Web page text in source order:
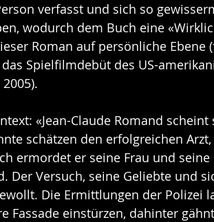
verfasst und sich so
wodurch dem Buch eine
Roman auf persönliche Ebene
das Spielfilmdebüt des US-
«Jean-Claude Romand
schätzen den erfolgreichen
ermordet er seine Frau und
Der Versuch, seine Geliebte und
Die Ermittlungen der Polizei
Fassade einstürzen, dahinter